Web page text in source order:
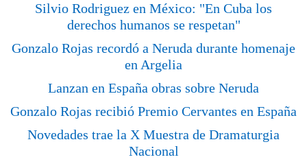
Silvio Rodriguez en México: "En Cuba los
derechos humanos se respetan"
Gonzalo Rojas recordó a Neruda durante homenaje
en Argelia
Lanzan en España obras sobre Neruda
Gonzalo Rojas recibió Premio Cervantes en España
Novedades trae la X Muestra de Dramaturgia
Nacional